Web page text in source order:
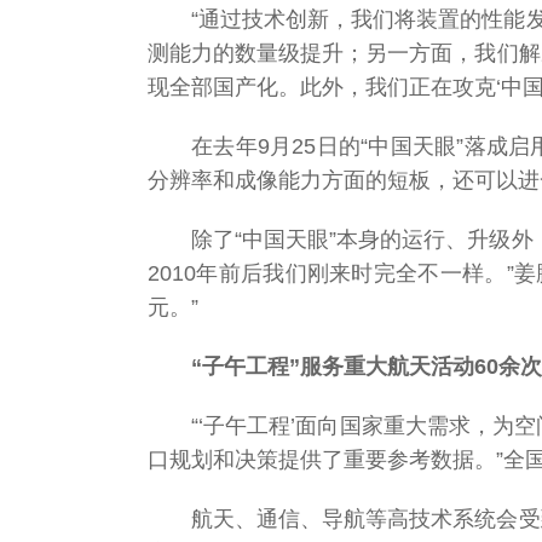
国科大开展深入贯
彻中央八项规定精
神学习教育
国科大2025年聚焦
两会专题网
两会时间
国科大人风采
学习进行时
相关链接
头图
“通过技术创新，我们将装置的性能
测能力的数量级提升；另一方面，我们
现全部国产化。此外，我们正在攻克‘中
在去年9月25日的“中国天眼”落成
分辨率和成像能力方面的短板，还可以
除了“中国天眼”本身的运行、升级
2010年前后我们刚来时完全不一样。”
元。”
“子午工程”服务重大航天活动60余
“‘子午工程’面向国家重大需求，为
口规划和决策提供了重要参考数据。”全
航天、通信、导航等高技术系统会